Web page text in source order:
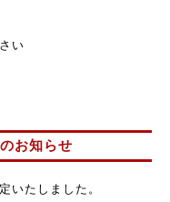
い
お知らせ
いたしました。